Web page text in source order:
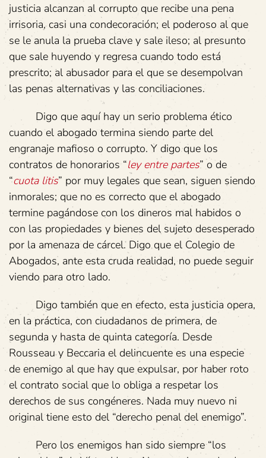
justicia alcanzan al corrupto que recibe una pena
irrisoria, casi una condecoración; el poderoso al que
se le anula la prueba clave y sale ileso; al presunto
que sale huyendo y regresa cuando todo está
prescrito; al abusador para el que se desempolvan
las penas alternativas y las conciliaciones.
Digo que aquí hay un serio problema ético
cuando el abogado termina siendo parte del
engranaje mafioso o corrupto. Y digo que los
contratos de honorarios “ley entre partes” o de
“cuota litis” por muy legales que sean, siguen siendo
inmorales; que no es correcto que el abogado
termine pagándose con los dineros mal habidos o
con las propiedades y bienes del sujeto desesperado
por la amenaza de cárcel. Digo que el Colegio de
Abogados, ante esta cruda realidad, no puede seguir
viendo para otro lado.
Digo también que en efecto, esta justicia opera,
en la práctica, con ciudadanos de primera, de
segunda y hasta de quinta categoría. Desde
Rousseau y Beccaria el delincuente es una especie
de enemigo al que hay que expulsar, por haber roto
el contrato social que lo obliga a respetar los
derechos de sus congéneres. Nada muy nuevo ni
original tiene esto del “derecho penal del enemigo”.
Pero los enemigos han sido siempre “los